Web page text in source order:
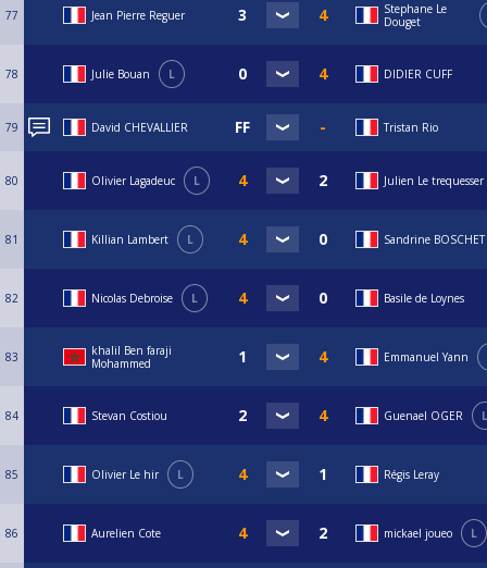
77 Jean Pierre Reguer
Stephane Le
Douget
78 Julie Bouan L DIDIER CUFF
79 David CHEVALLIER Tristan Rio
80 Olivier Lagadeuc L Julien Le trequesser
81 Killian Lambert L Sandrine BOSCHET
82 Nicolas Debroise L Basile de Loynes
83
khalil Ben faraji
Mohammed
Emmanuel Yann
84 Stevan Costiou Guenael OGER L
85 Olivier Le hir L Régis Leray
86 Aurelien Cote mickael joueo L